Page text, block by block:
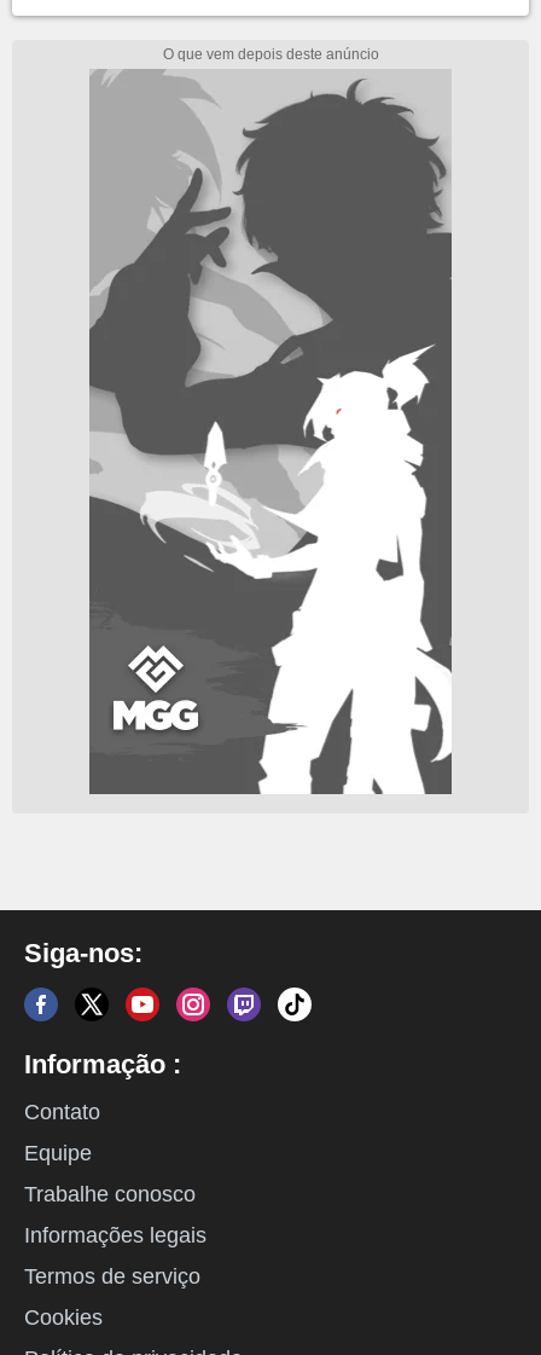
Siga-nos:
Informação :
Contato
Equipe
Trabalhe conosco
Informações legais
Termos de serviço
Cookies